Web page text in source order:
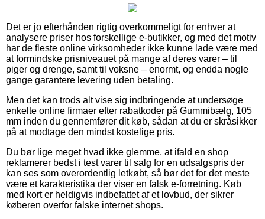
Det er jo efterhånden rigtig overkommeligt for enhver at
analysere priser hos forskellige e-butikker, og med det motiv
har de fleste online virksomheder ikke kunne lade være med
at formindske prisniveauet på mange af deres varer – til
piger og drenge, samt til voksne – enormt, og endda nogle
gange garantere levering uden betaling.
Men det kan trods alt vise sig indbringende at undersøge
enkelte online firmaer efter rabatkoder på Gummibælg, 105
mm inden du gennemfører dit køb, sådan at du er skråsikker
på at modtage den mindst kostelige pris.
Du bør lige meget hvad ikke glemme, at ifald en shop
reklamerer bedst i test varer til salg for en udsalgspris der
kan ses som overordentlig letkøbt, så bør det for det meste
være et karakteristika der viser en falsk e-forretning. Køb
med kort er heldigvis indbefattet af et lovbud, der sikrer
køberen overfor falske internet shops.